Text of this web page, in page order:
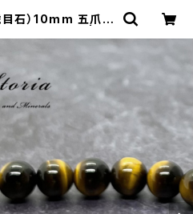
目石）10mm 五爪皇